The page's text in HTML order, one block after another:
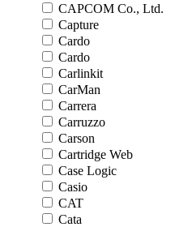
CAPCOM Co., Ltd.
Capture
Cardo
Cardo
Carlinkit
CarMan
Carrera
Carruzzo
Carson
Cartridge Web
Case Logic
Casio
CAT
Cata